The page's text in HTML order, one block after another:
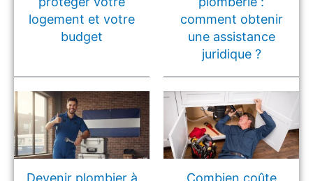
logement et votre
budget
comment obtenir
une assistance
juridique ?
Devenir plombier à
Combien coûte